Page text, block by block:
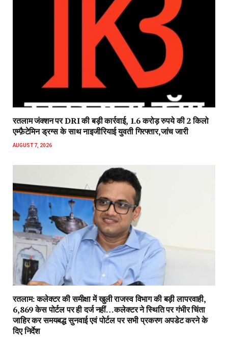
रतलाम जंक्शन पर DRI की बड़ी कार्रवाई, 1.6 करोड़ रुपये की 2 किलो
एम्फ़ैटेमिन ड्रग्स के साथ नाइजीरियाई युवती गिरफ्तार,जांच जारी
AUGUST 7, 2026
रतलाम: कलेक्टर की समीक्षा में खुली राजस्व विभाग की बड़ी लापरवाही,
6,869 केस पोर्टल पर ही दर्ज नहीं…कलेक्टर ने स्थिति पर गंभीर चिंता
जाहिर कर समयबद्ध सुनवाई एवं पोर्टल पर सभी प्रकरण अपडेट करने के
दिए निर्देश